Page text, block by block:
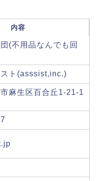
内容
(不用品なんでも回
ト(asssist,inc.)
麻生区百合丘1-21-1